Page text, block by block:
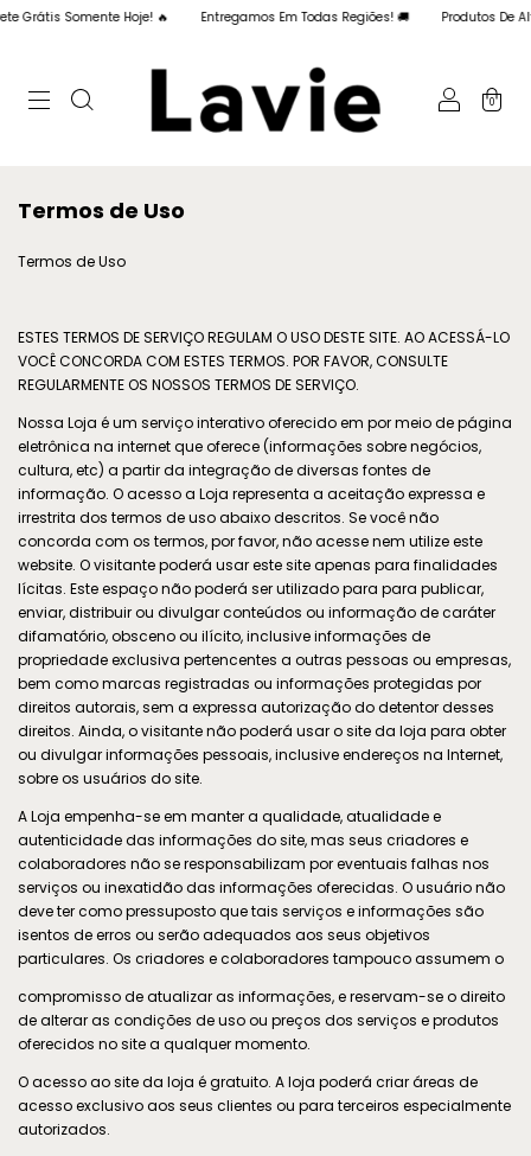
Somente Hoje! 🔥 Entregamos Em Todas Regiões! 🚚 Produtos De Alta
0
Termos de Uso
Termos de Uso
ESTES TERMOS DE SERVIÇO REGULAM O USO DESTE SITE. AO ACESSÁ-LO
VOCÊ CONCORDA COM ESTES TERMOS. POR FAVOR, CONSULTE
REGULARMENTE OS NOSSOS TERMOS DE SERVIÇO.
Nossa Loja é um serviço interativo oferecido em por meio de página
eletrônica na internet que oferece (informações sobre negócios,
cultura, etc) a partir da integração de diversas fontes de
informação. O acesso a Loja representa a aceitação expressa e
irrestrita dos termos de uso abaixo descritos. Se você não
concorda com os termos, por favor, não acesse nem utilize este
website. O visitante poderá usar este site apenas para finalidades
lícitas. Este espaço não poderá ser utilizado para para publicar,
enviar, distribuir ou divulgar conteúdos ou informação de caráter
difamatório, obsceno ou ilícito, inclusive informações de
propriedade exclusiva pertencentes a outras pessoas ou empresas,
bem como marcas registradas ou informações protegidas por
direitos autorais, sem a expressa autorização do detentor desses
direitos. Ainda, o visitante não poderá usar o site da loja para obter
ou divulgar informações pessoais, inclusive endereços na Internet,
sobre os usuários do site.
A Loja empenha-se em manter a qualidade, atualidade e
autenticidade das informações do site, mas seus criadores e
colaboradores não se responsabilizam por eventuais falhas nos
serviços ou inexatidão das informações oferecidas. O usuário não
deve ter como pressuposto que tais serviços e informações são
isentos de erros ou serão adequados aos seus objetivos
particulares. Os criadores e colaboradores tampouco assumem o
compromisso de atualizar as informações, e reservam-se o direito
de alterar as condições de uso ou preços dos serviços e produtos
oferecidos no site a qualquer momento.
O acesso ao site da loja é gratuito. A loja poderá criar áreas de
acesso exclusivo aos seus clientes ou para terceiros especialmente
autorizados.